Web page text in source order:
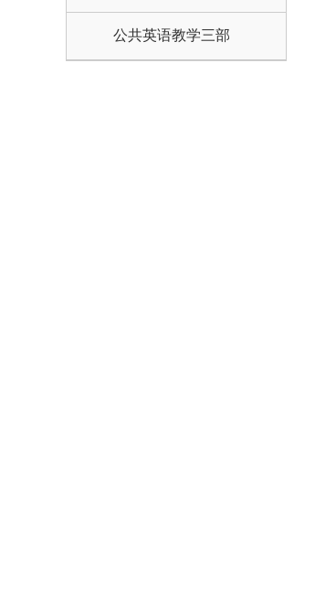
公共英语教学三部